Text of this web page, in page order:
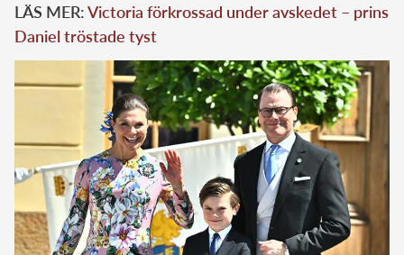
LÄS MER:Victoria förkrossad under avskedet – prins
Daniel tröstade tyst